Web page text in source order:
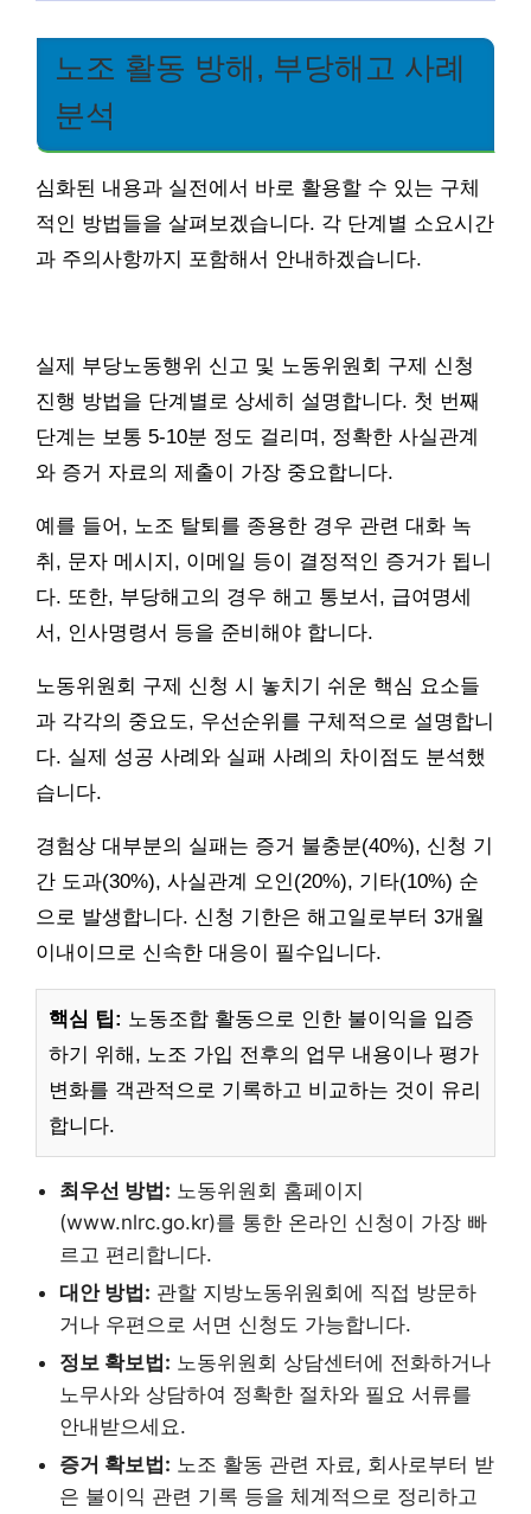
노조 활동 방해, 부당해고 사례
분석
심화된 내용과 실전에서 바로 활용할 수 있는 구체
적인 방법들을 살펴보겠습니다. 각 단계별 소요시간
과 주의사항까지 포함해서 안내하겠습니다.
실제 부당노동행위 신고 및 노동위원회 구제 신청
진행 방법을 단계별로 상세히 설명합니다. 첫 번째
단계는 보통 5-10분 정도 걸리며, 정확한 사실관계
와 증거 자료의 제출이 가장 중요합니다.
예를 들어, 노조 탈퇴를 종용한 경우 관련 대화 녹
취, 문자 메시지, 이메일 등이 결정적인 증거가 됩니
다. 또한, 부당해고의 경우 해고 통보서, 급여명세
서, 인사명령서 등을 준비해야 합니다.
노동위원회 구제 신청 시 놓치기 쉬운 핵심 요소들
과 각각의 중요도, 우선순위를 구체적으로 설명합니
다. 실제 성공 사례와 실패 사례의 차이점도 분석했
습니다.
경험상 대부분의 실패는 증거 불충분(40%), 신청 기
간 도과(30%), 사실관계 오인(20%), 기타(10%) 순
으로 발생합니다. 신청 기한은 해고일로부터 3개월
이내이므로 신속한 대응이 필수입니다.
핵심 팁: 노동조합 활동으로 인한 불이익을 입증
하기 위해, 노조 가입 전후의 업무 내용이나 평가
변화를 객관적으로 기록하고 비교하는 것이 유리
합니다.
최우선 방법: 노동위원회 홈페이지
(www.nlrc.go.kr)를 통한 온라인 신청이 가장 빠
르고 편리합니다.
대안 방법: 관할 지방노동위원회에 직접 방문하
거나 우편으로 서면 신청도 가능합니다.
정보 확보법: 노동위원회 상담센터에 전화하거나
노무사와 상담하여 정확한 절차와 필요 서류를
안내받으세요.
증거 확보법: 노조 활동 관련 자료, 회사로부터 받
은 불이익 관련 기록 등을 체계적으로 정리하고